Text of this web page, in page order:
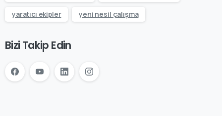
yaratıcı ekipler yeni nesil çalışma
Bizi Takip Edin